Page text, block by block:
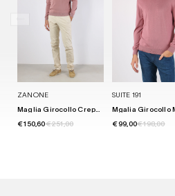
ZANONE
€ 150,60€ 251,00
SUITE 191
€ 99,00€ 198,00